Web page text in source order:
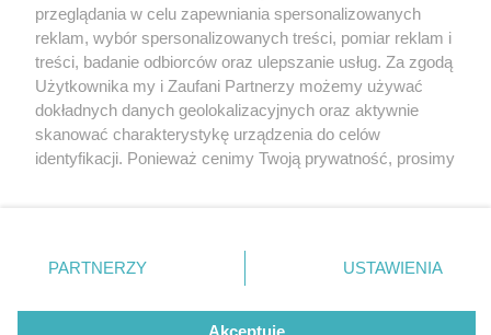
4 / 0
Nie zapomnij
zapoznać się z:
polityką prywatności regulamin korzystania z portali
Twojemiasto
Piekary Śląskie
Chorzów
Tarnowskie Góry
Gliwice
Skontakuj sięz nami
Kontakt
Wydawca
Redakcja
przeglądania w celu zapewniania spersonalizowanych
reklam, wybór spersonalizowanych treści, pomiar reklam i
treści, badanie odbiorców oraz ulepszanie usług. Za zgodą
Użytkownika my i Zaufani Partnerzy możemy używać
dokładnych danych geolokalizacyjnych oraz aktywnie
skanować charakterystykę urządzenia do celów
identyfikacji. Ponieważ cenimy Twoją prywatność, prosimy
prywatności znajdujący się w lewym dolnym rogu strony
. Niektóre rodzaje przetwarzania danych nie wymagają
zgody użytkownika, ale masz prawo sprzeciwić się
takiemu przetwarzaniu. Preferencje będą miały
PARTNERZY USTAWIENIA
Akceptuję